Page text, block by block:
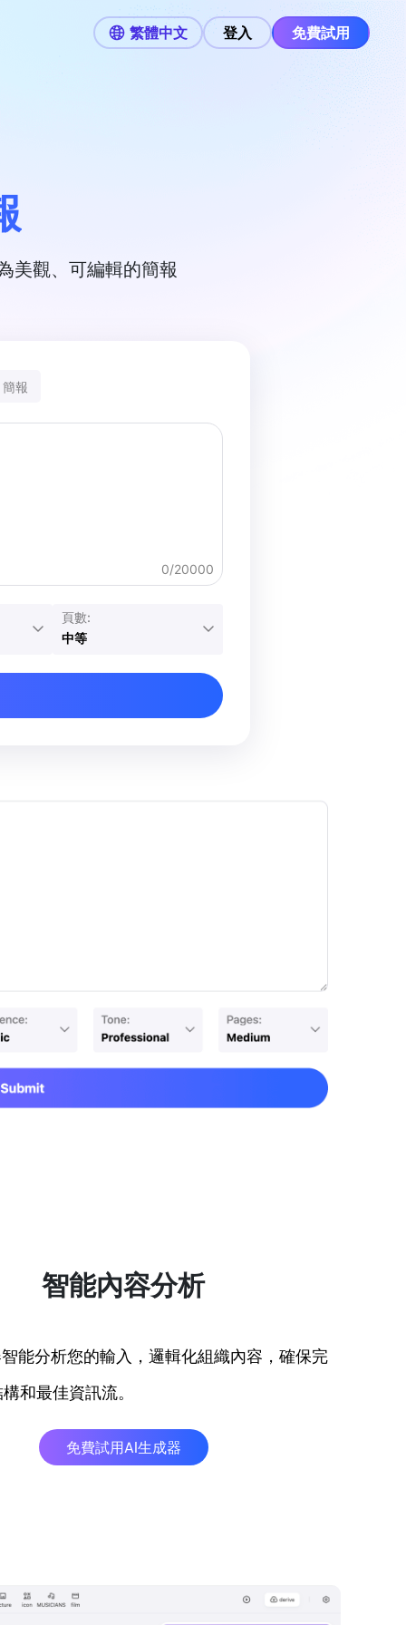
繁體中文 登入 免費試用
美觀、可編輯的簡報
報
0/20000
頁數:
中等
智能內容分析
能分析您的輸入，邏輯化組織內容，確保完
和最佳資訊流。
免費試用AI生成器